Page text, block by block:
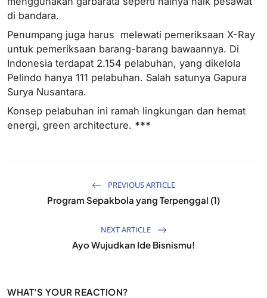
di bandara.
Penumpang juga harus melewati pemeriksaan X-Ray
untuk pemeriksaan barang-barang bawaannya. Di
Indonesia terdapat 2.154 pelabuhan, yang dikelola
Pelindo hanya 111 pelabuhan. Salah satunya Gapura
Surya Nusantara.
Konsep pelabuhan ini ramah lingkungan dan hemat
energi, green architecture. ***
PREVIOUS ARTICLE
Program Sepakbola yang Terpenggal (1)
NEXT ARTICLE
Ayo Wujudkan Ide Bisnismu!
WHAT'S YOUR REACTION?